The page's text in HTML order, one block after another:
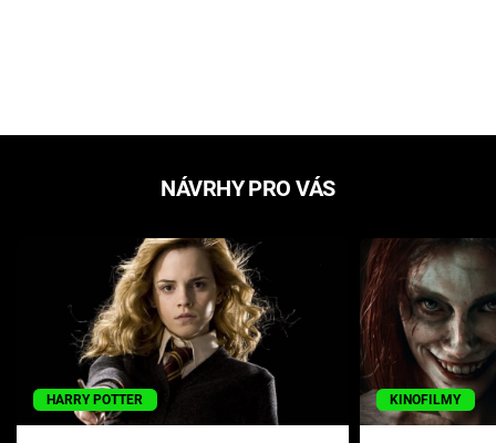
NÁVRHY PRO VÁS
HARRY POTTER KINOFILMY